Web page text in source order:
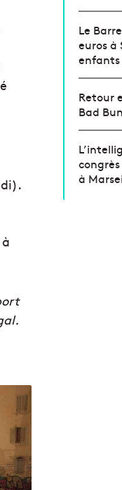
Le
euros à
Retour
Bad
à